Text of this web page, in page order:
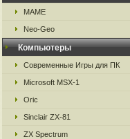
MAME
Neo-Geo
Компьютеры
Современные Игры для ПК
Microsoft MSX-1
Oric
Sinclair ZX-81
ZX Spectrum